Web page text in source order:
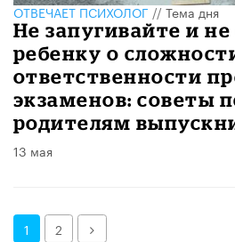
ОТВЕЧАЕТ ПСИХОЛОГ//Тема дня
Не запугивайте и
ребенку о
ответственности
экзаменов: советы
родителям
13 мая
1 2 Далее